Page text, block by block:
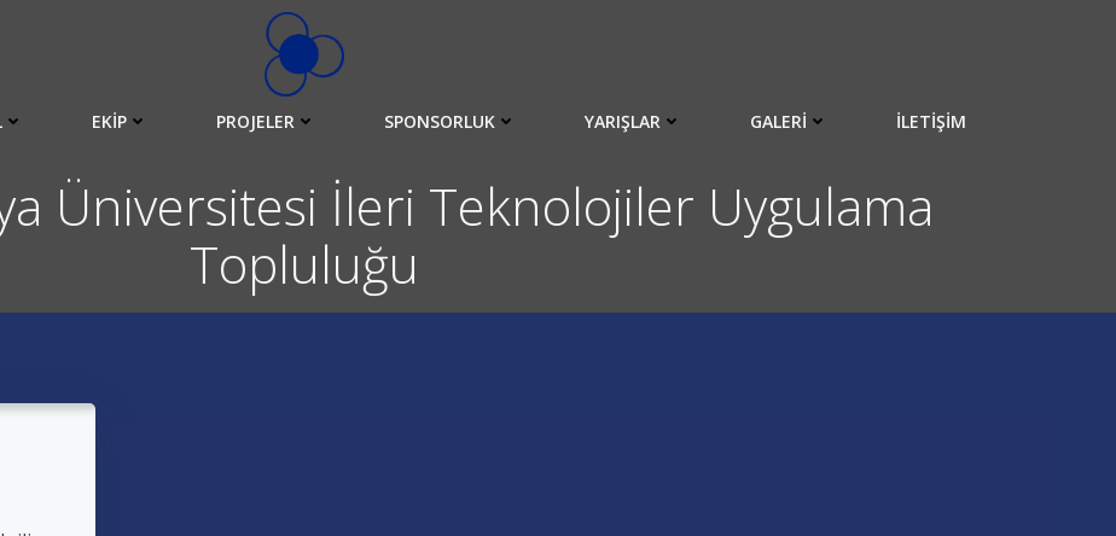
EKIP PROJELER SPONSORLUK YARIŞLAR GALERI İLETIŞIM
Üniversitesi İleri Teknolojiler Uygulama
Topluluğu